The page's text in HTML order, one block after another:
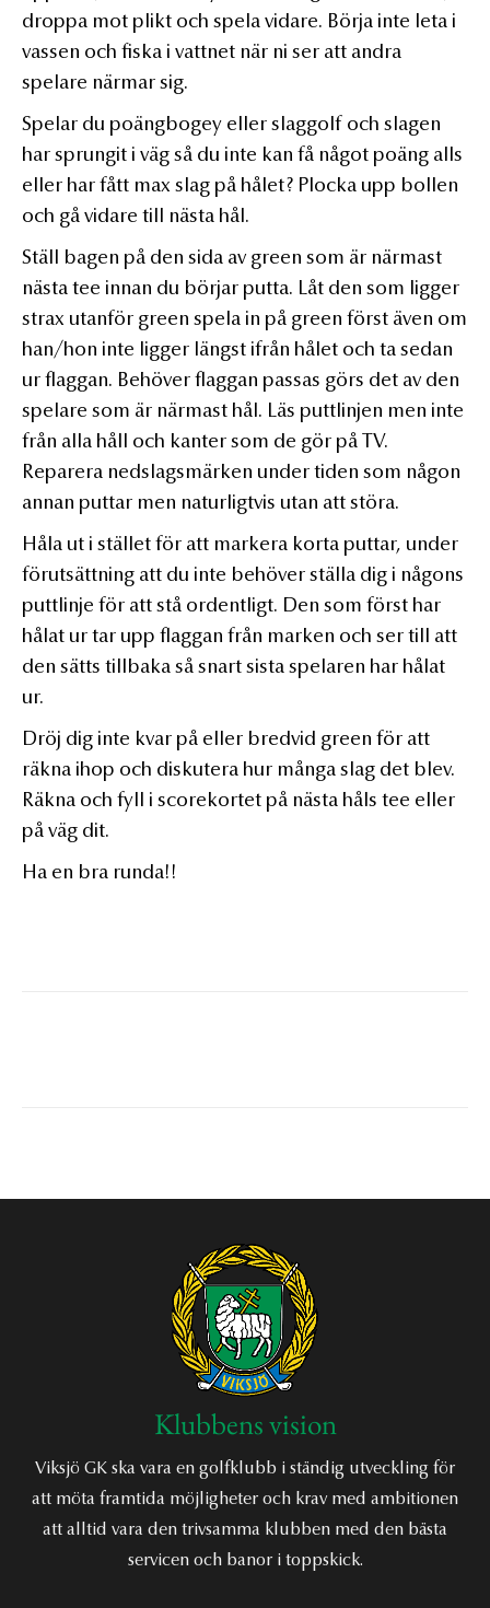
droppa mot plikt och spela vidare. Börja inte leta i
vassen och fiska i vattnet när ni ser att andra
spelare närmar sig.
Spelar du poängbogey eller slaggolf och slagen
har sprungit i väg så du inte kan få något poäng alls
eller har fått max slag på hålet? Plocka upp bollen
och gå vidare till nästa hål.
Ställ bagen på den sida av green som är närmast
nästa tee innan du börjar putta. Låt den som ligger
strax utanför green spela in på green först även om
han/hon inte ligger längst ifrån hålet och ta sedan
ur flaggan. Behöver flaggan passas görs det av den
spelare som är närmast hål. Läs puttlinjen men inte
från alla håll och kanter som de gör på TV.
Reparera nedslagsmärken under tiden som någon
annan puttar men naturligtvis utan att störa.
Håla ut i stället för att markera korta puttar, under
förutsättning att du inte behöver ställa dig i någons
puttlinje för att stå ordentligt. Den som först har
hålat ur tar upp flaggan från marken och ser till att
den sätts tillbaka så snart sista spelaren har hålat
ur.
Dröj dig inte kvar på eller bredvid green för att
räkna ihop och diskutera hur många slag det blev.
Räkna och fyll i scorekortet på nästa håls tee eller
på väg dit.
Ha en bra runda!!
Klubbens vision
Viksjö GK ska vara en golfklubb i ständig utveckling för
att möta framtida möjligheter och krav med ambitionen
att alltid vara den trivsamma klubben med den bästa
servicen och banor i toppskick.